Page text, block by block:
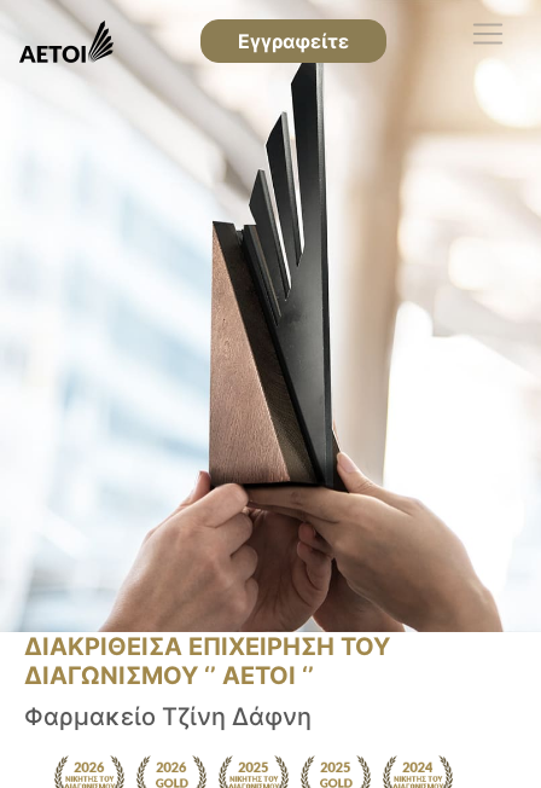
Εγγραφείτε
ΔΙΑΚΡΙΘΕΙΣΑ ΕΠΙΧΕΙΡΗΣΗ ΤΟΥ
ΔΙΑΓΩΝΙΣΜΟΥ ‘’ ΑΕΤΟΙ ‘’
Φαρμακείο Τζίνη Δάφνη